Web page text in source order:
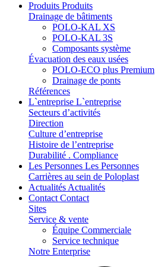
Produits Produits
Drainage de bâtiments
POLO-KAL XS
POLO-KAL 3S
Composants système
Évacuation des eaux usées
POLO-ECO plus Premium
Drainage de ponts
Références
L`entreprise L`entreprise
Secteurs d’activités
Direction
Culture d’entreprise
Histoire de l’entreprise
Durabilité . Compliance
Les Personnes Les Personnes
Carrières au sein de Poloplast
Actualités Actualités
Contact Contact
Sites
Service & vente
Équipe Commerciale
Service technique
Notre Enterprise